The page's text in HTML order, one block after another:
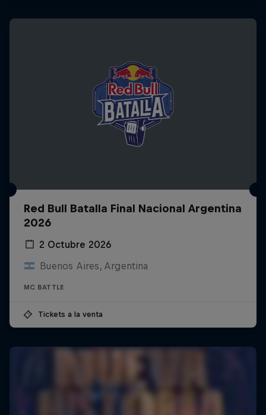
Red Bull Batalla Final Nacional Argentina
2026
2 Octubre 2026
Buenos Aires, Argentina
MC BATTLE
Tickets a la venta